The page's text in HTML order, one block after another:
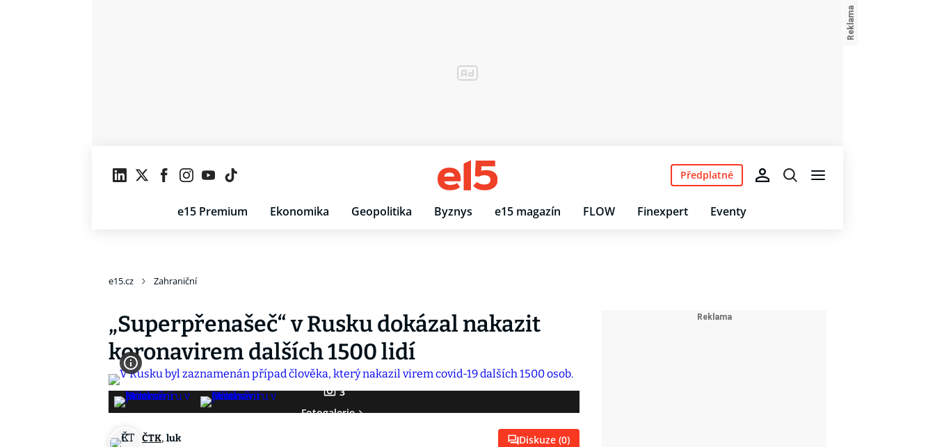
e15 Premium Ekonomika Geopolitika Byznys e15 magazín FLOW Finexpert Eventy
Předplatné
e15.cz Zahraniční
„Superpřenašeč“ v Rusku dokázal nakazit
koronavirem dalších 1500 lidí
3
Fotogalerie
ČTK, luk Diskuze (0)